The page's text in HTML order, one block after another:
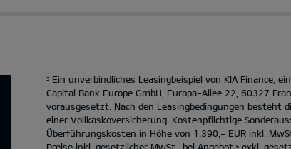
5Ein unverbindliches Leasingbeispiel von KIA Finance,
Capital Bank Europe GmbH, Europa-Allee 22, 60327
vorausgesetzt. Nach den Leasingbedingungen besteht
einer Vollkaskoversicherung. Kostenpflichtige
Überführungskosten in Höhe von 1.390,- EUR inkl.
6